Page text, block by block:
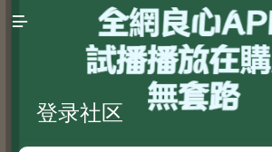

登录社区